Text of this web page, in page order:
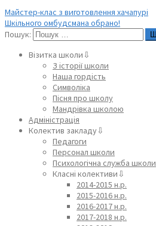
Майстер-клас з виготовлення хачапурі
Шкільного омбудсмана обрано!
Пошук:
Візитка школи⇩
З історії школи
Наша гордість
Символіка
Пісня про школу
Мандрівка школою
Адміністрація
Колектив закладу⇩
Педагоги
Персонал школи
Психологічна служба школи
Класні колективи⇩
2014-2015 н.р.
2015-2016 н.р.
2016-2017 н.р.
2017-2018 н.р.